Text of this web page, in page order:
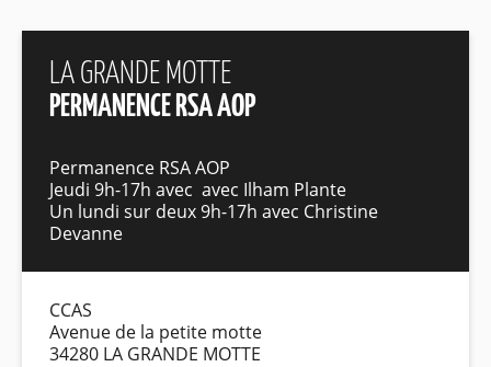
LA GRANDE MOTTE
PERMANENCE RSA AOP
Permanence RSA AOP
Jeudi 9h-17h avec avec Ilham Plante
Un lundi sur deux 9h-17h avec Christine
Devanne
CCAS
Avenue de la petite motte
34280 LA GRANDE MOTTE